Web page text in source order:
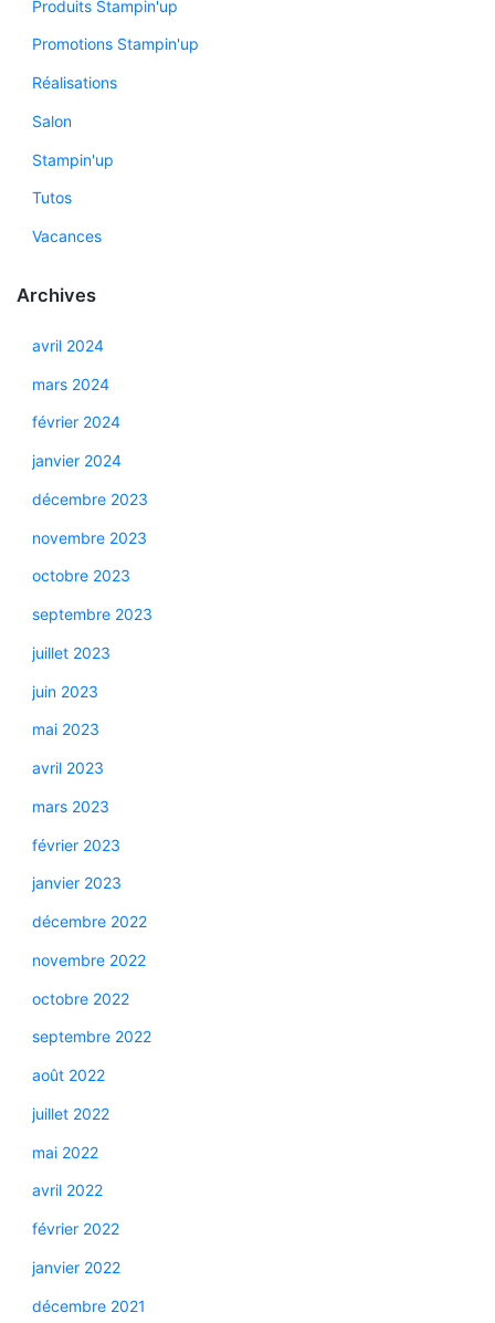
Produits Stampin'up
Promotions Stampin'up
Réalisations
Salon
Stampin'up
Tutos
Vacances
Archives
avril 2024
mars 2024
février 2024
janvier 2024
décembre 2023
novembre 2023
octobre 2023
septembre 2023
juillet 2023
juin 2023
mai 2023
avril 2023
mars 2023
février 2023
janvier 2023
décembre 2022
novembre 2022
octobre 2022
septembre 2022
août 2022
juillet 2022
mai 2022
avril 2022
février 2022
janvier 2022
décembre 2021